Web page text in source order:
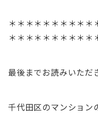
＊＊＊＊＊＊＊＊＊＊
＊＊＊＊＊＊＊＊＊＊
最後までお読みいただ
千代田区のマンション